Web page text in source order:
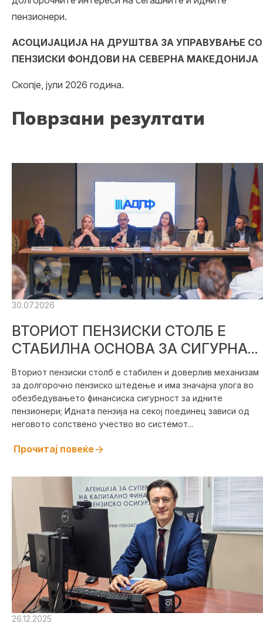
пензионери.
АСОЦИЈАЦИЈА НА ДРУШТВА ЗА УПРАВУВАЊЕ СО
ПЕНЗИСКИ ФОНДОВИ НА СЕВЕРНА МАКЕДОНИЈА
Скопје, јули 2026 година.
Поврзани резултати
30.07.2026
ВТОРИОТ ПЕНЗИСКИ СТОЛБ Е
СТАБИЛНА ОСНОВА ЗА СИГУРНА
ПЕНЗИСКА ИДНИНА
Вториот пензиски столб е стабилен и доверлив механизам
за долгорочно пензиско штедење и има значајна улога во
обезбедувањето финансиска сигурност за идните
пензионери; Идната пензија на секој поединец зависи од
неговото сопствено учество во системот...
Прочитај повеќе
26.12.2025